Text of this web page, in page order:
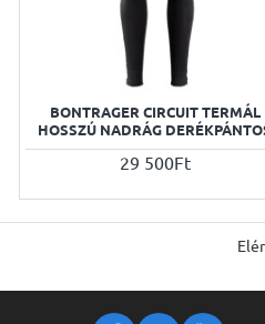
BONTRAGER CIRCUIT TERMÁL
HOSSZÚ NADRÁG
29 500Ft